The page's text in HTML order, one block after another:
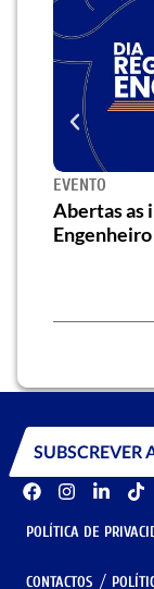
EVENTO
Abertas as
SUBSCREVER
POLÍTICA DE
CONTACTOS